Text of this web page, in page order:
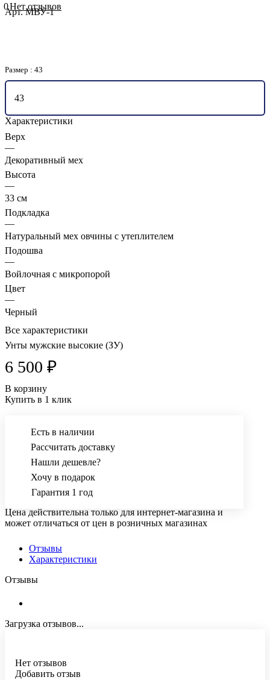
0Нет отзывов
Арт.МВУ-1
Размер : 43
43
Характеристики
Верх
—
Декоративный мех
Высота
—
33 см
Подкладка
—
Натуральный мех овчины с утеплителем
Подошва
—
Войлочная с микропорой
Цвет
—
Черный
Все характеристики
Унты мужские высокие (ЗУ)
6 500 ₽
В корзину
Купить в 1 клик
Есть в наличии
Рассчитать доставку
Нашли дешевле?
Хочу в подарок
Гарантия 1 год
Цена действительна только для интернет-магазина и
может отличаться от цен в розничных магазинах
Отзывы
Характеристики
Отзывы
Загрузка отзывов...
Нет отзывов
Добавить отзыв